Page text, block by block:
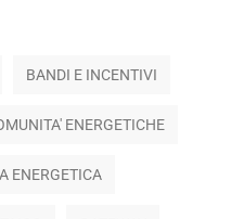
BANDI E INCENTIVI
ENERGETICHE
ENERGETICA